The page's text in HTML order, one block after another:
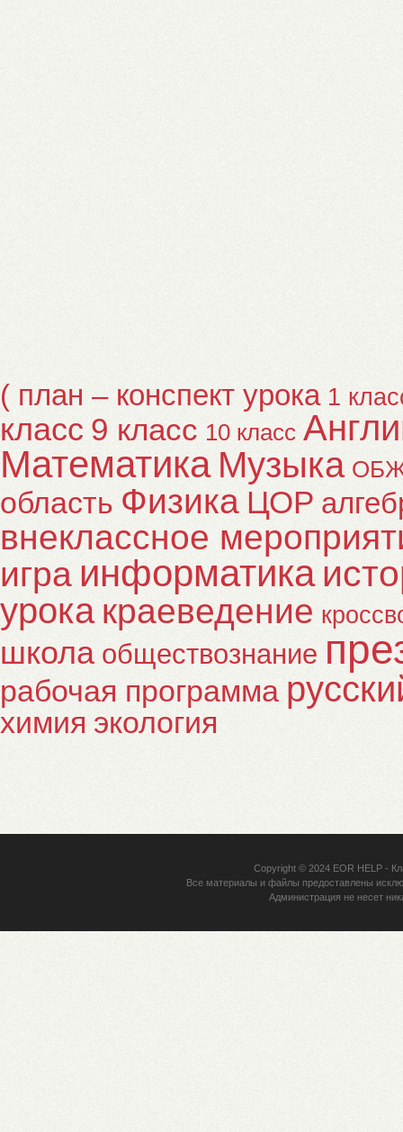
( план – конспект урока 1
класс 9 класс 10 класс
Математика Музыка
область Физика ЦОР
внеклассное
игра информатика
урока краеведение
школа обществознание
рабочая программа
химия экология
Copyright © 2024 EOR HELP-
Все материалы и файлы предоставлены
Администрация не несет